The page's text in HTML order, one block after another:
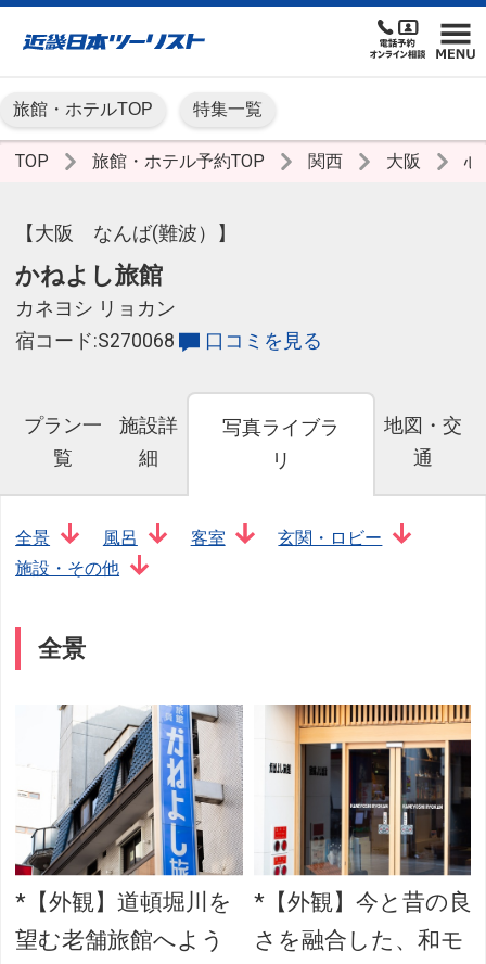
旅館・ホテルTOP 特集一覧
TOP 旅館・ホテル予約TOP 関西 大阪 心
【大阪 なんば(難波）】
かねよし旅館
カネヨシ リョカン
宿コード:S270068
口コミを見る
プラン一
覧
施設詳
細
写真ライブラ
リ
地図・交
通
全景 風呂 客室
玄関・ロビー
施設・その他
全景
*【外観】道頓堀川を
望む老舗旅館へよう
*【外観】今と昔の良
さを融合した、和モ